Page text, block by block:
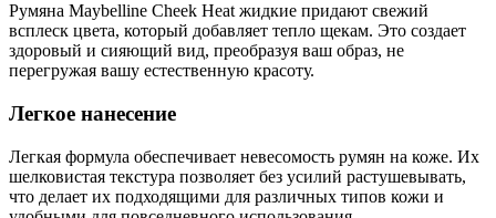
Румяна Maybelline Cheek Heat жидкие придают свежий
всплеск цвета, который добавляет тепло щекам. Это создает
здоровый и сияющий вид, преобразуя ваш образ, не
перегружая вашу естественную красоту.
Легкое нанесение
Легкая формула обеспечивает невесомость румян на коже. Их
шелковистая текстура позволяет без усилий растушевывать,
что делает их подходящими для различных типов кожи и